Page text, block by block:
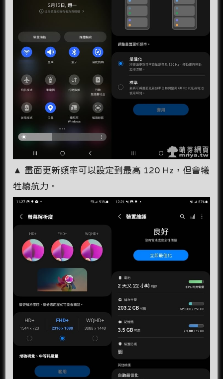
▲ 畫面更新頻率可以設定到最高 120 Hz，但會犧
牲續航力。